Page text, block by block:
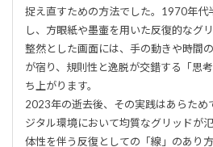
捉え直すための方法でした。1970年代
し、方眼紙や墨壷を用いた反復的なグ
整然とした画面には、手の動きや時間
が宿り、規則性と逸脱が交錯する「思
ち上がります。
2023年の逝去後、その実践はあらため
ジタル環境において均質なグリッドが
体性を伴う反復としての「線」のあり